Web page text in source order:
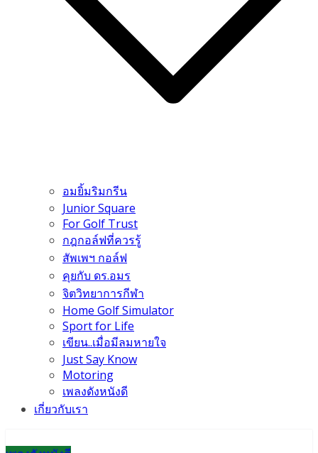
อมยิ้มริมกรีน
Junior Square
For Golf Trust
กฎกอล์ฟที่ควรรู้
สัพเพฯ กอล์ฟ
คุยกับ ดร.อมร
จิตวิทยาการกีฬา
Home Golf Simulator
Sport for Life
เขียน..เมื่อมีลมหายใจ
Just Say Know
Motoring
เพลงดังหนังดี
เกี่ยวกับเรา